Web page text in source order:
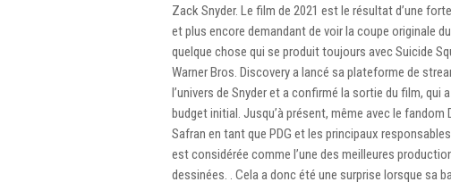
Zack Snyder. Le film de 2021 est le résultat d’une
et plus encore demandant de voir la coupe originale
quelque chose qui se produit toujours avec Suicide
Warner Bros. Discovery a lancé sa plateforme de
l’univers de Snyder et a confirmé la sortie du film,
budget initial. Jusqu’à présent, même avec le
Safran en tant que PDG et les principaux
est considérée comme l’une des meilleures
dessinées. . Cela a donc été une surprise lorsque sa